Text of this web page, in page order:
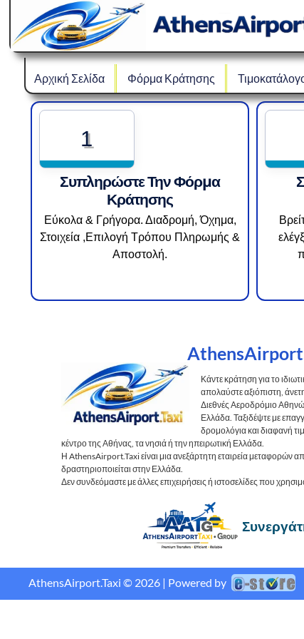
Αρχική Σελίδα Φόρμα Κράτησης
1
Συπληρώστε Την Φόρμα
Κράτησης
Εύκολα & Γρήγορα. Διαδρομή, Όχημα,
Στοιχεία ,Επιλογή Τρόπου Πληρωμής &
Αποστολή.
Κάντε κράτηση για το
απολαύστε αξιόπιστη,
Διεθνές Αεροδρόμιο
Ελλάδα. Ταξιδέψτε με
δρομολόγια και διαφανή
κέντρο της Αθήνας, τα νησιά ή την ηπειρωτική Ελλάδα.
Η AthensAirport.Taxi είναι μια ανεξάρτητη εταιρεία μεταφορών
δραστηριοποιείται στην Ελλάδα.
Δεν συνδεόμαστε με άλλες επιχειρήσεις ή ιστοσελίδες που
AthensAirport.Taxi © 2026 | Powered by